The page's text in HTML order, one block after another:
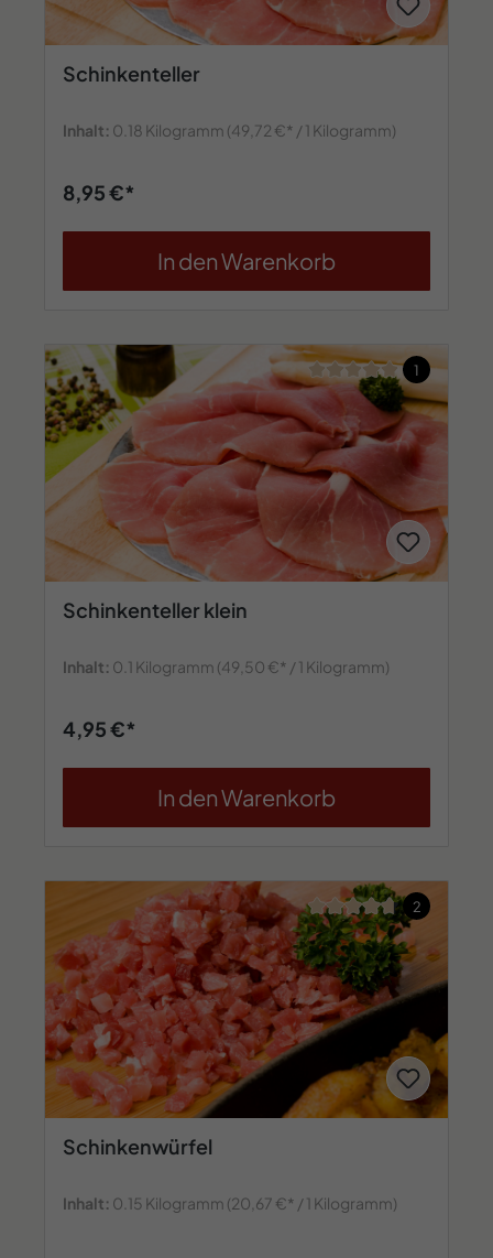
Schinkenteller
Inhalt: 0.18 Kilogramm (49,72 €* / 1 Kilogramm)
8,95 €*
In den Warenkorb
Durchschnittliche
1
Schinkenteller klein
Inhalt: 0.1 Kilogramm (49,50 €* / 1 Kilogramm)
4,95 €*
In den Warenkorb
Durchschnittliche
2
Schinkenwürfel
Inhalt: 0.15 Kilogramm (20,67 €* / 1 Kilogramm)